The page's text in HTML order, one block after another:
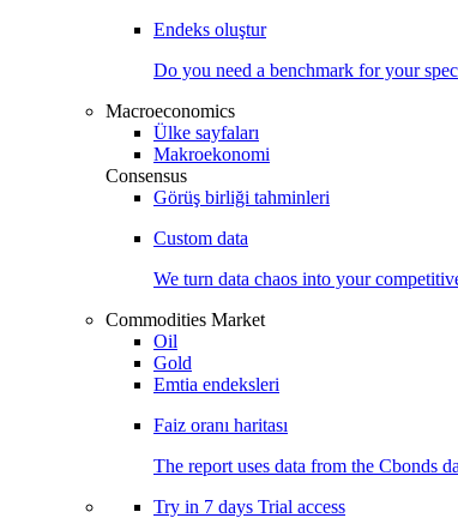
Endeks oluştur
Do you need a benchmark for your
Macroeconomics
Ülke sayfaları
Makroekonomi
Consensus
Görüş birliği tahminleri
Custom data
We turn data chaos into your
Commodities Market
Oil
Gold
Emtia endeksleri
Faiz oranı haritası
The report uses data from the Cbonds
Try in 7 days Trial access